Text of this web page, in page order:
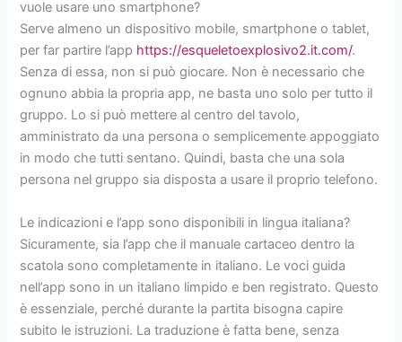
vuole usare uno smartphone?
Serve almeno un dispositivo mobile, smartphone o tablet,
per far partire l’app https://esqueletoexplosivo2.it.com/.
Senza di essa, non si può giocare. Non è necessario che
ognuno abbia la propria app, ne basta uno solo per tutto il
gruppo. Lo si può mettere al centro del tavolo,
amministrato da una persona o semplicemente appoggiato
in modo che tutti sentano. Quindi, basta che una sola
persona nel gruppo sia disposta a usare il proprio telefono.
Le indicazioni e l’app sono disponibili in lingua italiana?
Sicuramente, sia l’app che il manuale cartaceo dentro la
scatola sono completamente in italiano. Le voci guida
nell’app sono in un italiano limpido e ben registrato. Questo
è essenziale, perché durante la partita bisogna capire
subito le istruzioni. La traduzione è fatta bene, senza